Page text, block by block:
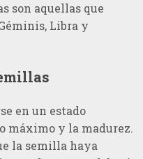
son aquellas que
Libra y
en un estado
máximo y la madurez.
la semilla haya